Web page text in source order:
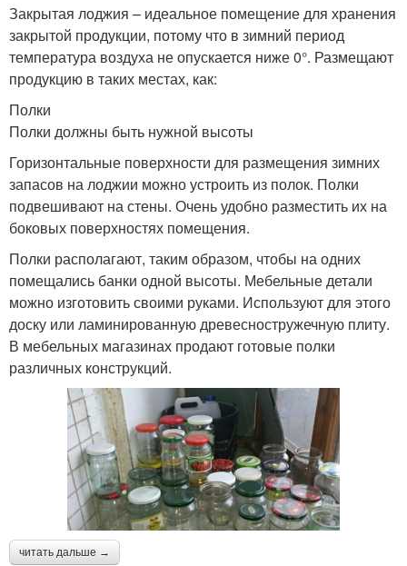
Закрытая лоджия – идеальное помещение для хранения
закрытой продукции, потому что в зимний период
температура воздуха не опускается ниже 0°. Размещают
продукцию в таких местах, как:
Полки
Полки должны быть нужной высоты
Горизонтальные поверхности для размещения зимних
запасов на лоджии можно устроить из полок. Полки
подвешивают на стены. Очень удобно разместить их на
боковых поверхностях помещения.
Полки располагают, таким образом, чтобы на одних
помещались банки одной высоты. Мебельные детали
можно изготовить своими руками. Используют для этого
доску или ламинированную древесностружечную плиту.
В мебельных магазинах продают готовые полки
различных конструкций.
читать дальше →